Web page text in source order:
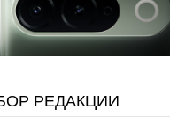
РЕДАКЦИИ